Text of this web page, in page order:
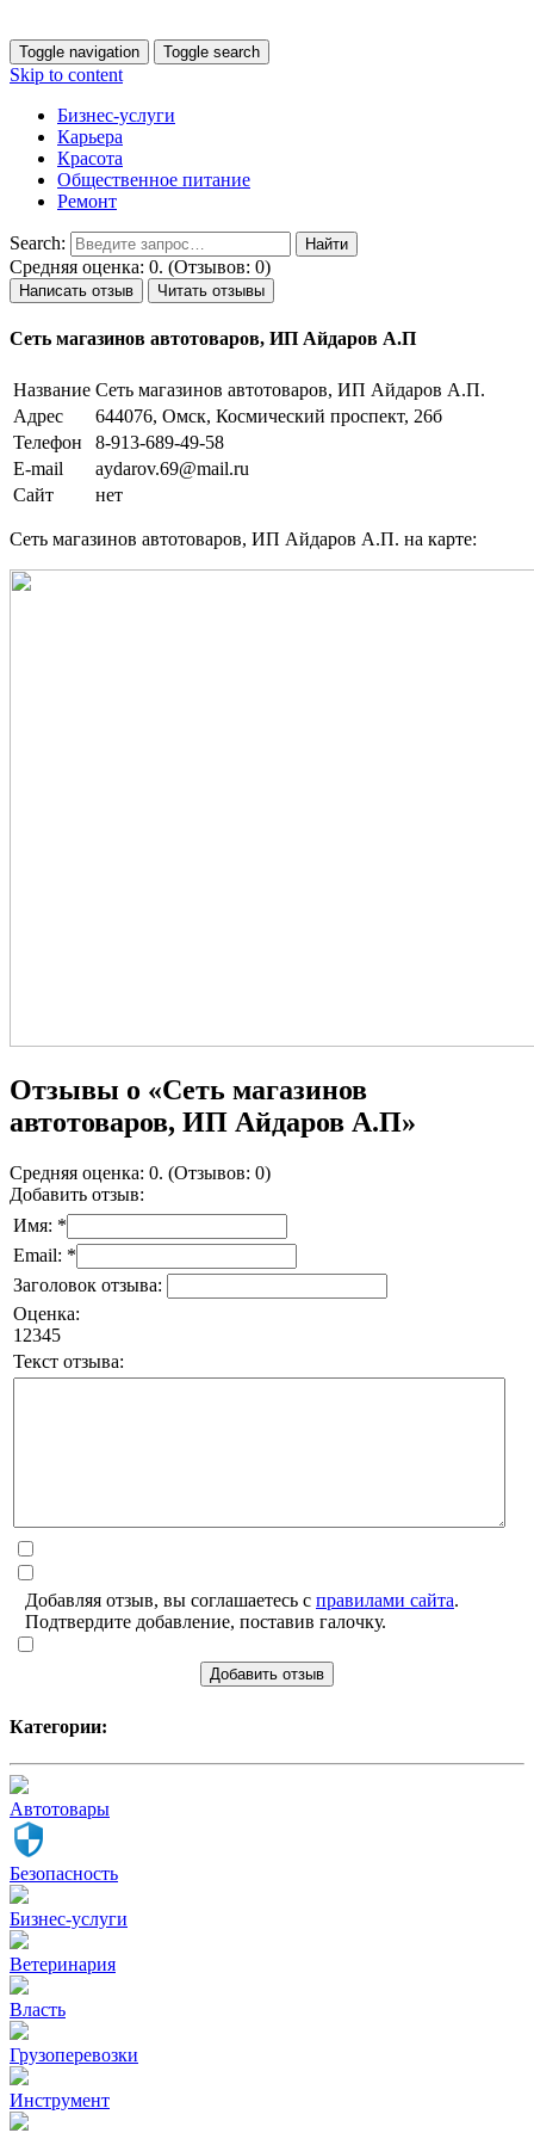
Toggle navigation Toggle search
Skip to content
Бизнес-услуги
Карьера
Красота
Общественное питание
Ремонт
Search:
Средняя оценка: 0. (Отзывов: 0)
Написать отзыв Читать отзывы
Сеть магазинов автотоваров, ИП Айдаров А.П
Название Сеть магазинов автотоваров, ИП Айдаров А.П.
Адрес
644076, Омск, Космический проспект, 26б
Телефон
8-913-689-49-58
E-mail
aydarov.69@mail.ru
Сайт
нет
Сеть магазинов автотоваров, ИП Айдаров А.П. на карте:
Отзывы о «Сеть магазинов
автотоваров, ИП Айдаров А.П»
Средняя оценка: 0. (Отзывов: 0)
Добавить отзыв:
Имя: *
Email: *
Заголовок отзыва:
Оценка:
1 2345
Текст отзыва:
Добавляя отзыв, вы соглашаетесь с правилами сайта.
Подтвердите добавление, поставив галочку.
Добавить отзыв
Категории:
Автотовары
Безопасность
Бизнес-услуги
Ветеринария
Власть
Грузоперевозки
Инструмент